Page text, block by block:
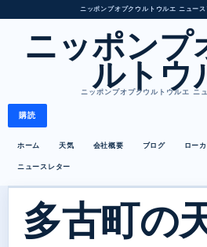
ニッポンプオプクウルトウルエ ニュース
ニッポンプ
ルトウ
ニッポンプオプクウルトウルエ ニ
購読
ホーム 天気 会社概要 ブログ ロー
ニュースレター
多古町の